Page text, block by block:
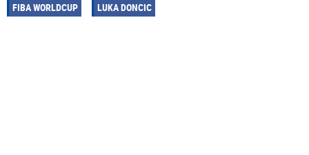
FIBA WORLDCUP LUKA DONCIC